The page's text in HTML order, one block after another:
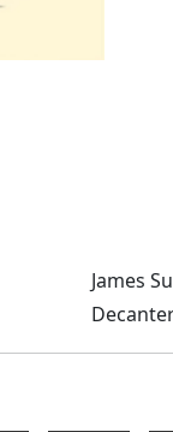
James